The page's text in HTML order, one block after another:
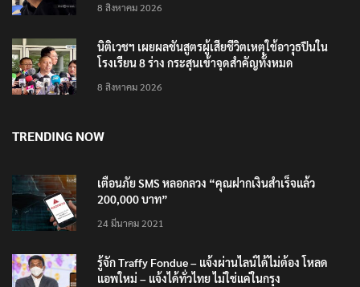
8 สิงหาคม 2026
นิติเวชฯ เผยผลชันสูตรผู้เสียชีวิตเหตุใช้อาวุธปืนใน
โรงเรียน 8 ร่าง กระสุนเข้าจุดสำคัญทั้งหมด
8 สิงหาคม 2026
TRENDING NOW
เตือนภัย SMS หลอกลวง “คุณฝากเงินสำเร็จแล้ว
200,000 บาท”
24 มีนาคม 2021
รู้จัก Traffy Fondue – แจ้งผ่านไลน์ได้ไม่ต้อง โหลด
แอพใหม่ – แจ้งได้ทั่วไทย ไม่ใช่แค่ในกรุง